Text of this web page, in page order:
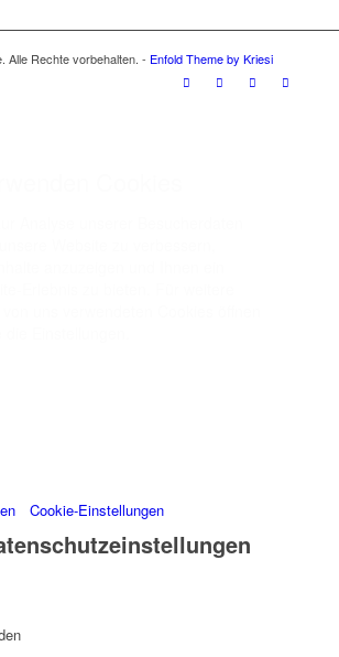
Alle Rechte vorbehalten. - Enfold Theme by Kriesi
Cookie-Einstellungen